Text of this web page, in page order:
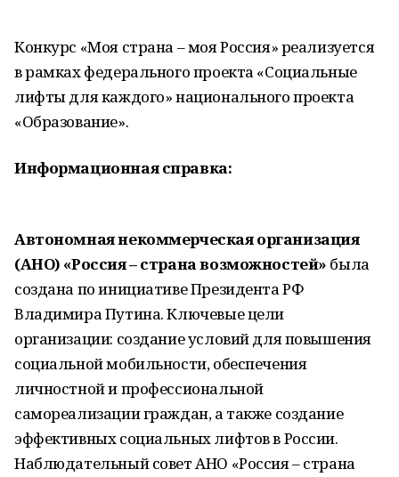
Конкурс «Моя страна – моя Россия» реализуется
в рамках федерального проекта «Социальные
лифты для каждого» национального проекта
«Образование».
Информационная справка:
Автономная некоммерческая организация
(АНО) «Россия – страна возможностей» была
создана по инициативе Президента РФ
Владимира Путина. Ключевые цели
организации: создание условий для повышения
социальной мобильности, обеспечения
личностной и профессиональной
самореализации граждан, а также создание
эффективных социальных лифтов в России.
Наблюдательный совет АНО «Россия – страна